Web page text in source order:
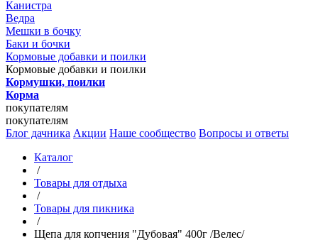
Канистра
Ведра
Мешки в бочку
Баки и бочки
Кормовые добавки и поилки
Кормовые добавки и поилки
Кормушки, поилки
Корма
покупателям
покупателям
Блог дачника Акции Наше сообщество Вопросы и ответы
Каталог
/
Товары для отдыха
/
Товары для пикника
/
Щепа для копчения "Дубовая" 400г /Велес/